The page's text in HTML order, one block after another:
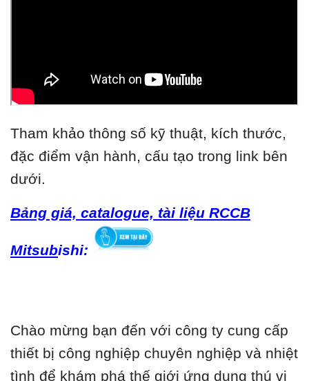
Tham khảo thông số kỹ thuật, kích thước,
đặc điểm vận hành, cấu tạo trong link bên
dưới.
Bảng giá, catalogue, tài liệu RCCB
Mitsubishi:
Chào mừng bạn đến với công ty cung cấp
thiết bị công nghiệp chuyên nghiệp và nhiệt
tình để khám phá thế giới ứng dụng thú vị